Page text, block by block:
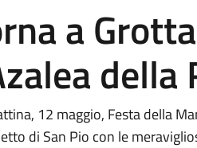
a
della
12 maggio, Festa della
di San Pio con le